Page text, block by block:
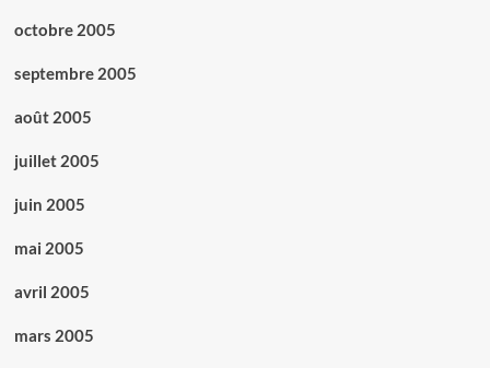
octobre 2005
septembre 2005
août 2005
juillet 2005
juin 2005
mai 2005
avril 2005
mars 2005